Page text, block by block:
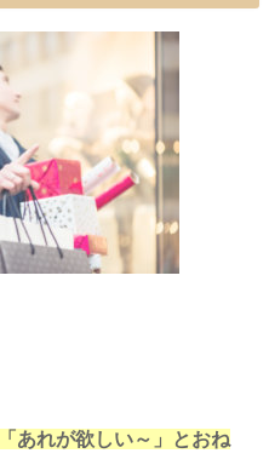
あれが欲しい～」とおね